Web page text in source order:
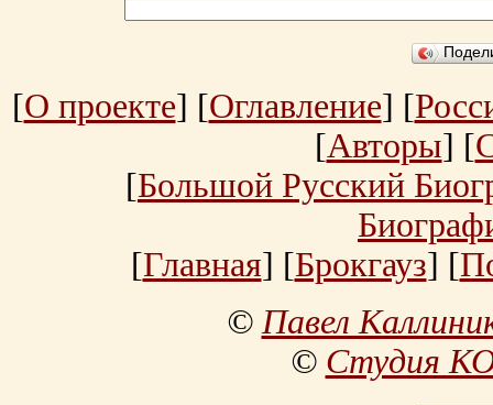
[О проекте] [Оглавление] [
[Авторы] [
[Большой Русский
[Главная] [Брокгауз] [
©Павел
© Студия